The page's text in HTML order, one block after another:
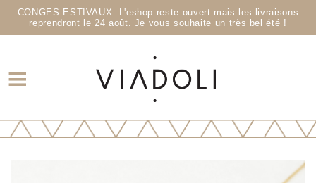
CONGES ESTIVAUX: L'eshop reste ouvert mais les livraisons
reprendront le 24 août. Je vous souhaite un très bel été !